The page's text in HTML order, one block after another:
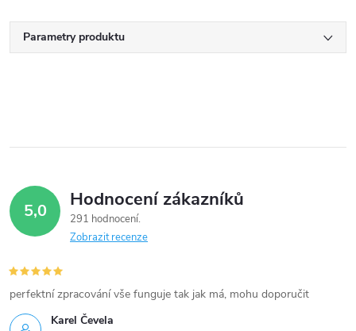
Parametry produktu
5,0 Hodnocení zákazníků
291 hodnocení
Zobrazit recenze
Karel Čevela
perfektní zpracování vše funguje tak jak má, mohu doporučit